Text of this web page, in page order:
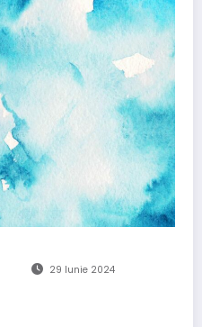
29 Iunie 2024